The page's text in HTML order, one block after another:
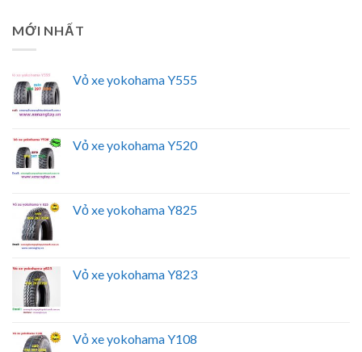
MỚI NHẤT
Vỏ xe yokohama Y555
Vỏ xe yokohama Y520
Vỏ xe yokohama Y825
Vỏ xe yokohama Y823
Vỏ xe yokohama Y108